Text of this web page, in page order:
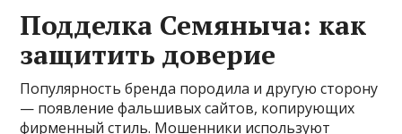
Подделка Семяныча: как
защитить доверие
Популярность бренда породила и другую сторону
— появление фальшивых сайтов, копирующих
фирменный стиль. Мошенники используют